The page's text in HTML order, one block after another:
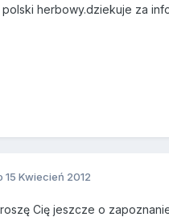
herbowy.dziekuje za
15 Kwiecień 2012
Cię jeszcze o